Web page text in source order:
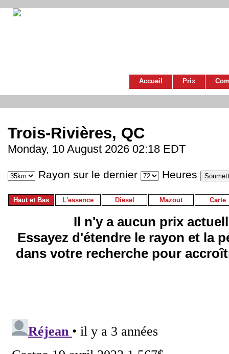
Accueil Prix
Trois-Rivières, QC
Monday, 10 August 2026 02:18 EDT
Rayon sur le dernier Heures
Haut et Bas L'essence Diesel Mazout Carte
Il n'y a aucun prix
Essayez d'étendre le rayon et la
dans votre recherche pour